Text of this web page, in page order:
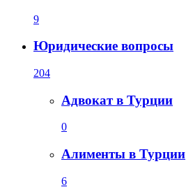
9
Юридические вопросы
204
Адвокат в Турции
0
Алименты в Турции
6